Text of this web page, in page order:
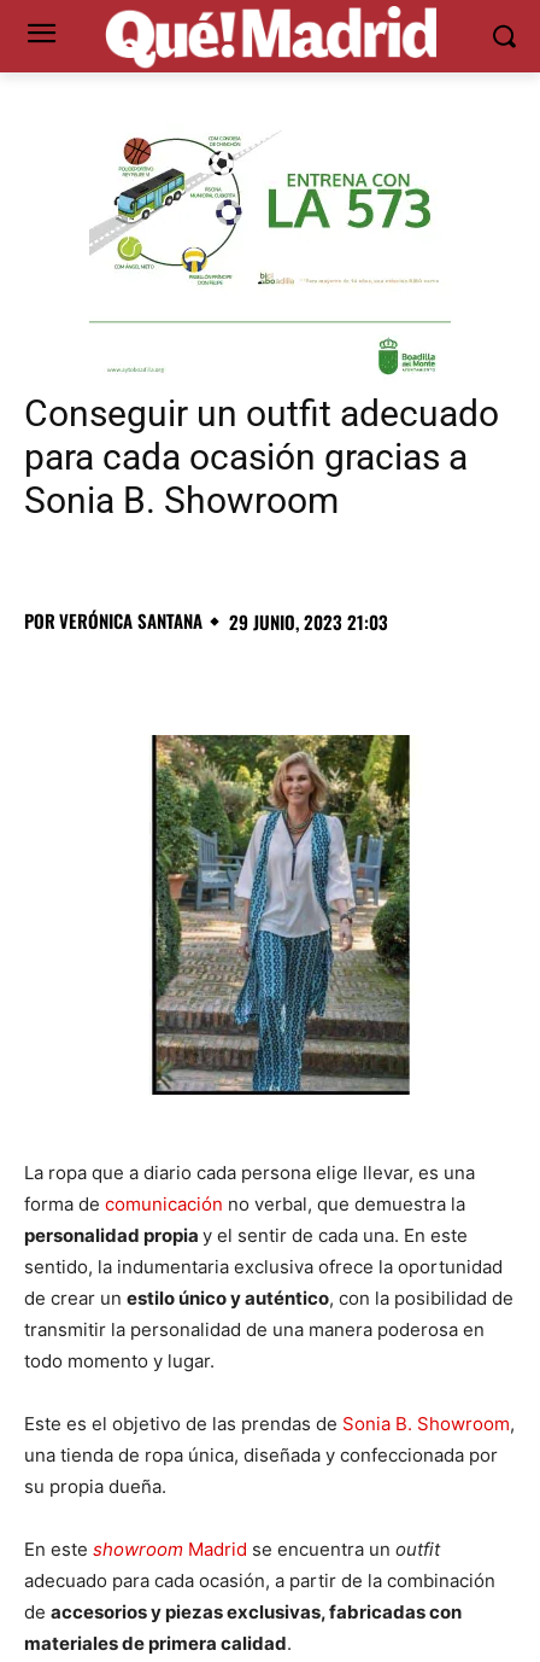
Conseguir un outfit adecuado
para cada ocasión gracias a
Sonia B. Showroom
PORVERÓNICA SANTANA 29 JUNIO, 2023 21:03
La ropa que a diario cada persona elige llevar, es una
forma de comunicación no verbal, que demuestra la
personalidad propia y el sentir de cada una. En este
sentido, la indumentaria exclusiva ofrece la oportunidad
de crear un estilo único y auténtico, con la posibilidad de
transmitir la personalidad de una manera poderosa en
todo momento y lugar.
Este es el objetivo de las prendas de Sonia B. Showroom,
una tienda de ropa única, diseñada y confeccionada por
su propia dueña.
En este showroom Madrid se encuentra un outfit
adecuado para cada ocasión, a partir de la combinación
de accesorios y piezas exclusivas, fabricadas con
materiales de primera calidad.